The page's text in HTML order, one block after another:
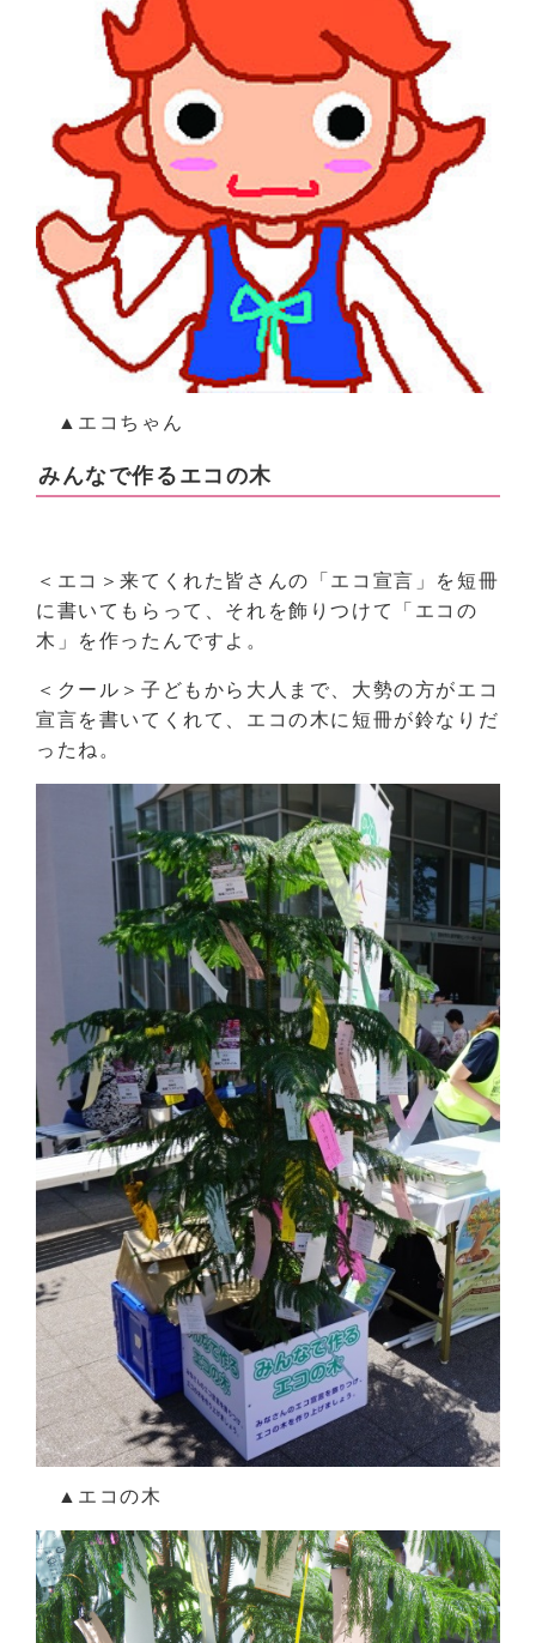
▲エコちゃん
みんなで作るエコの木
＜エコ＞来てくれた皆さんの「エコ宣言」を短冊
に書いてもらって、それを飾りつけて「エコの
木」を作ったんですよ。
＜クール＞子どもから大人まで、大勢の方がエコ
宣言を書いてくれて、エコの木に短冊が鈴なりだ
ったね。
▲エコの木